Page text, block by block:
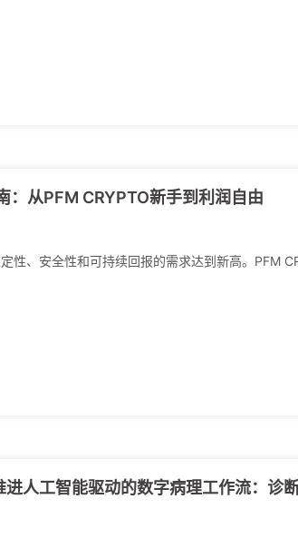
从PFM CRYPTO新手到利润自由
性、安全性和可持续回报的需求达到新高。PFM
人工智能驱动的数字病理工作流：诊